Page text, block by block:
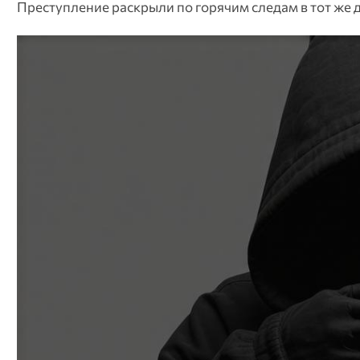
Преступление раскрыли по горячим следам в тот же